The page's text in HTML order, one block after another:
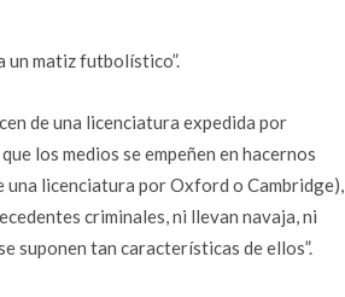
un matiz futbolístico”.
de una licenciatura expedida por
los medios se empeñen en hacernos
una licenciatura por Oxford o Cambridge),
criminales, ni llevan navaja, ni
suponen tan características de ellos”.